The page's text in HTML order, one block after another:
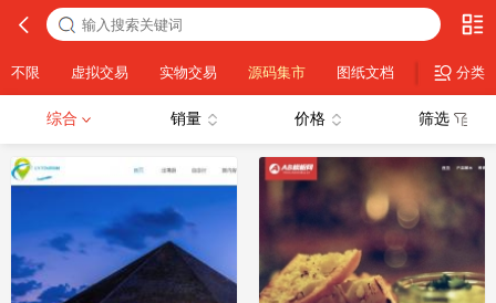
不限 虚拟交易 实物交易 源码集市 图纸文档 IDC类分类
综合 销量 价格 筛选